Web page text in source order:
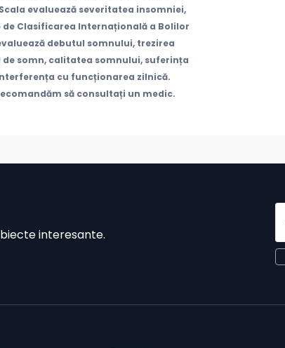
evaluează severitatea insomniei,
Clasificarea Internațională a Bolilor
debutul somnului, trezirea
somn, calitatea somnului, suferința
cu funcționarea zilnică.
să consultați un medic.
interesante.